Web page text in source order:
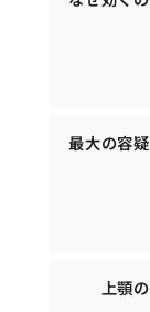
最大の容
上顎